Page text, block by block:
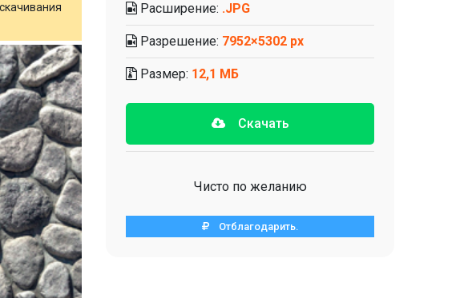
Расширение: .JPG
Разрешение: 7952×5302 px
Размер: 12,1 МБ
Скачать
Чисто по желанию
Отблагодарить.